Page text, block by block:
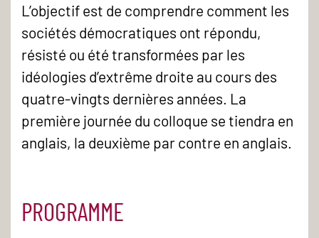
L’objectif est de comprendre comment les
sociétés démocratiques ont répondu,
résisté ou été transformées par les
idéologies d’extrême droite au cours des
quatre-vingts dernières années. La
première journée du colloque se tiendra en
anglais, la deuxième par contre en anglais.
PROGRAMME